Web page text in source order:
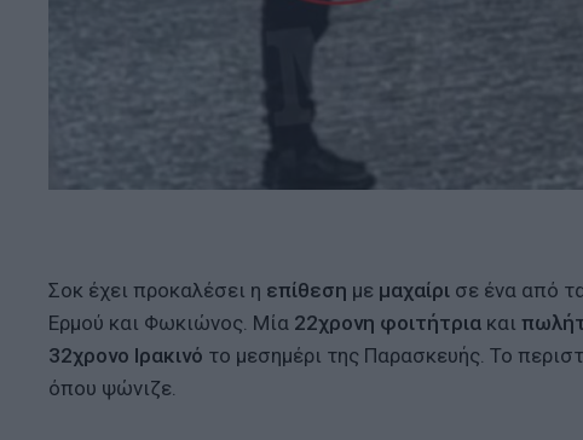
Σοκ έχει προκαλέσει η επίθεση με μαχαίρι σε ένα από
Ερμού και Φωκιώνος. Μία 22χρονη φοιτήτρια και
32χρονο Ιρακινό το μεσημέρι της Παρασκευής. Το
όπου ψώνιζε.